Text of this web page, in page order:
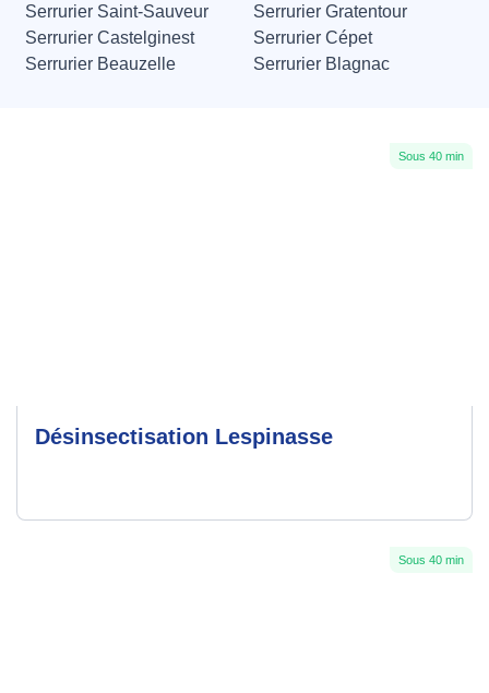
Serrurier Saint-Sauveur
Serrurier Gratentour
Serrurier Castelginest
Serrurier Cépet
Serrurier Beauzelle
Serrurier Blagnac
Sous 40 min
Désinsectisation Lespinasse
Sous 40 min